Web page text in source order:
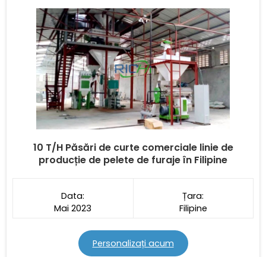
10 T/H Păsări de curte comerciale linie de
producție de pelete de furaje în Filipine
Data:
Mai 2023
Țara:
Filipine
Personalizați acum